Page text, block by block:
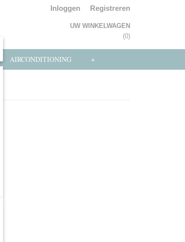
Inloggen Registreren
UW WINKELWAGEN
(0)
AIRCONDITIONING +